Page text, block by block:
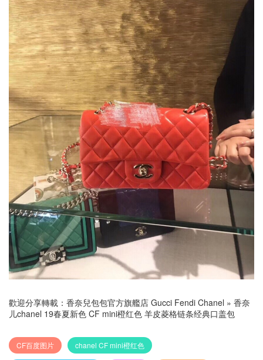
歡迎分享轉載： 香奈兒包包官方旗艦店 Gucci Fendi Chanel » 香奈
儿chanel 19春夏新色 CF mini橙红色 羊皮菱格链条经典口盖包
CF百度图片 chanel CF mini橙红色